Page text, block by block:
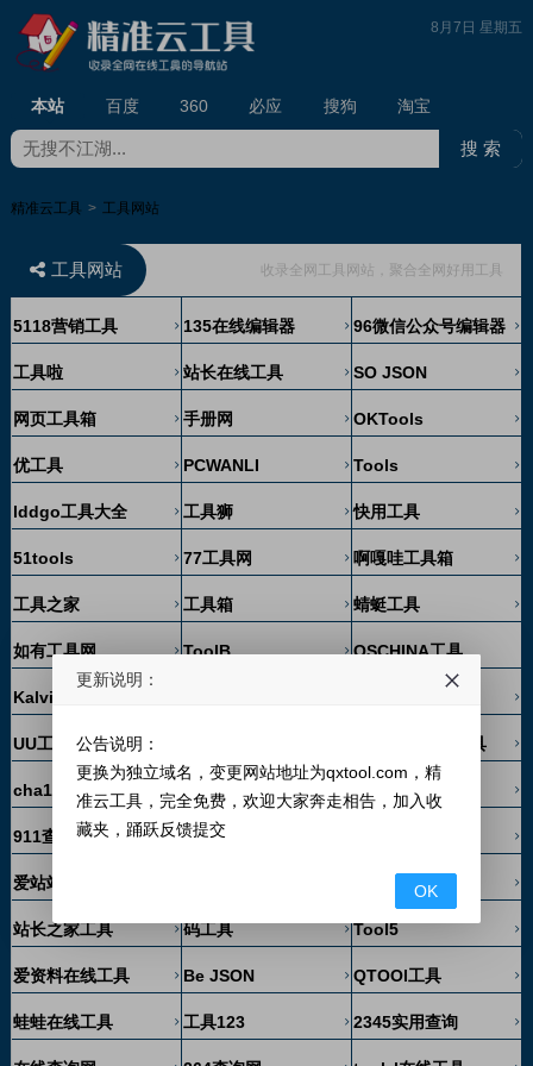
本站 百度 360 必应 搜狗 淘宝
8月7日 星期五
精准云工具 > 工具网站
工具网站 收录全网工具网站，聚合全网好用工具
5118营销工具 135在线编辑器 96微信公众号编辑器
工具啦 站长在线工具 SO JSON
网页工具箱 手册网 OKTools
优工具 PCWANLI Tools
lddgo工具大全 工具狮 快用工具
51tools 77工具网 啊嘎哇工具箱
工具之家 工具箱 蜻蜓工具
如有工具网 ToolB OSCHINA工具
Kalvin在线工具
UU工具箱 脚本之家在线工具
cha128工具网 晓盒子 帮小忙
911查询 Tool.lu
爱站站长工具 360工具大全
站长之家工具 码工具 Tool5
爱资料在线工具 Be JSON QTOOl工具
蛙蛙在线工具 工具123 2345实用查询
更新说明：
公告说明：
更换为独立域名，变更网站地址为qxtool.com，精
准云工具，完全免费，欢迎大家奔走相告，加入收
藏夹，踊跃反馈提交
OK